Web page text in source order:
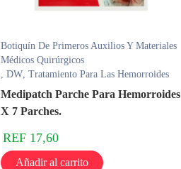
Botiquín De Primeros Auxilios Y Materiales
Médicos Quirúrgicos
, DW, Tratamiento Para Las Hemorroides
Medipatch Parche Para Hemorroides
X 7 Parches.
REF 17,60
Añadir al carrito